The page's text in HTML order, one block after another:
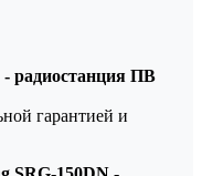
- радиостанция ПВ
гарантией и